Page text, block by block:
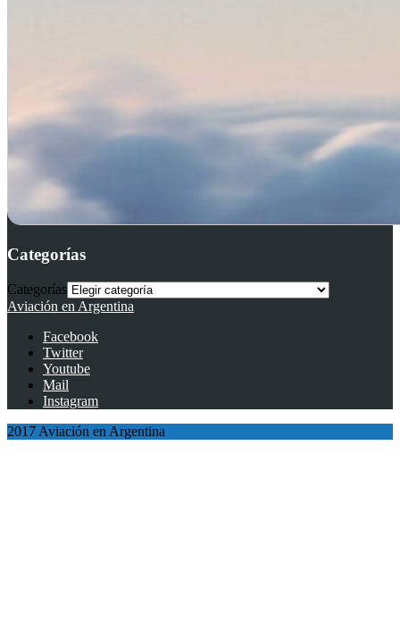
Categorías
Categorías
Aviación en Argentina
Facebook
Twitter
Youtube
Mail
Instagram
2017 Aviación en Argentina